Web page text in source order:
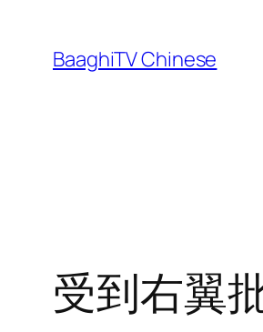
content
BaaghiTV Chinese
受到右翼